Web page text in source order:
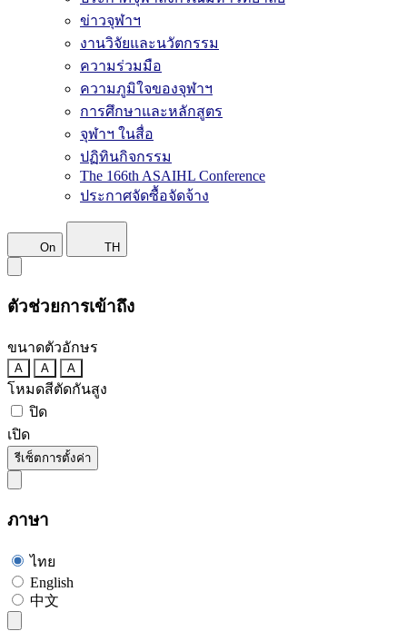
ข่าวจุฬาฯ
งานวิจัยและนวัตกรรม
ความร่วมมือ
ความภูมิใจของจุฬาฯ
การศึกษาและหลักสูตร
จุฬาฯ ในสื่อ
ปฏิทินกิจกรรม
The 166th ASAIHL Conference
ประกาศจัดซื้อจัดจ้าง
On TH
ตัวช่วยการเข้าถึง
ขนาดตัวอักษร
A A A
โหมดสีตัดกันสูง
ปิด
เปิด
รีเซ็ตการตั้งค่า
ภาษา
ไทย
English
中文